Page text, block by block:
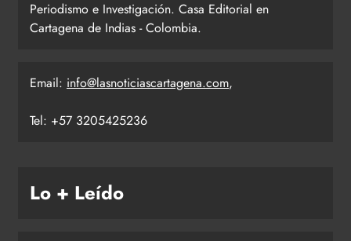
Periodismo e Investigación. Casa Editorial en
Cartagena de Indias - Colombia.
Email: info@lasnoticiascartagena.com,
Tel: +57 3205425236
Lo + Leído